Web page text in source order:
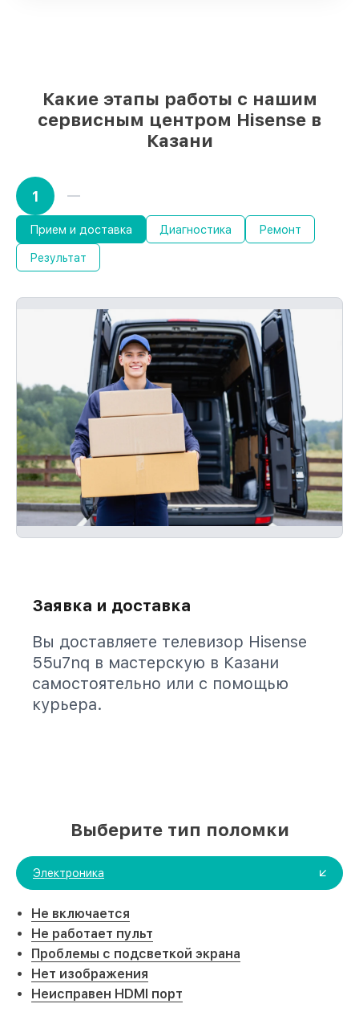
Какие этапы работы с нашим
сервисным центром Hisense в
Казани
1
Прием и доставка Диагностика Ремонт
Результат
Заявка и доставка
Вы доставляете телевизор Hisense
55u7nq в мастерскую в Казани
самостоятельно или с помощью
курьера.
Выберите тип поломки
Электроника
Не включается
Не работает пульт
Проблемы с подсветкой экрана
Нет изображения
Неисправен HDMI порт